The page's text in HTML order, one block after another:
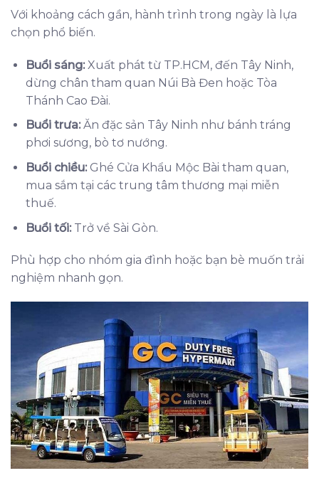
Với khoảng cách gần, hành trình trong ngày là lựa
chọn phổ biến.
Buổi sáng:Xuất phát từ TP.HCM, đến Tây Ninh,
dừng chân tham quan Núi Bà Đen hoặc Tòa
Thánh Cao Đài.
Buổi trưa:Ăn đặc sản Tây Ninh như bánh tráng
phơi sương, bò tơ nướng.
Buổi chiều:Ghé Cửa Khẩu Mộc Bài tham quan,
mua sắm tại các trung tâm thương mại miễn
thuế.
Buổi tối:Trở về Sài Gòn.
Phù hợp cho nhóm gia đình hoặc bạn bè muốn trải
nghiệm nhanh gọn.